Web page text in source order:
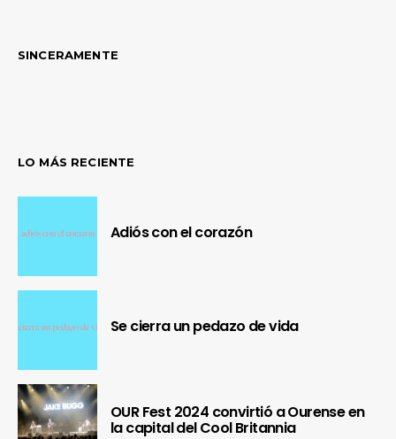
SINCERAMENTE
LO MÁS RECIENTE
Adiós con el corazón
Se cierra un pedazo de vida
OUR Fest 2024 convirtió a Ourense en
la capital del Cool Britannia